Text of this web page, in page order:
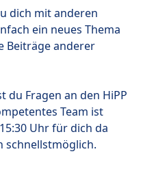
dich mit anderen
ein neues Thema
Beiträge anderer
du Fragen an den HiPP
Team ist
Uhr für dich da
schnellstmöglich.